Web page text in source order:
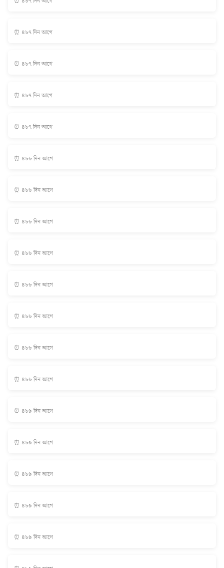
⏰ ৪৮৭ দিন আগে
⏰ ৪৮৭ দিন আগে
⏰ ৪৮৭ দিন আগে
⏰ ৪৮৭ দিন আগে
⏰ ৪৮৮ দিন আগে
⏰ ৪৮৮ দিন আগে
⏰ ৪৮৮ দিন আগে
⏰ ৪৮৮ দিন আগে
⏰ ৪৮৮ দিন আগে
⏰ ৪৮৮ দিন আগে
⏰ ৪৮৮ দিন আগে
⏰ ৪৮৮ দিন আগে
⏰ ৪৮৯ দিন আগে
⏰ ৪৮৯ দিন আগে
⏰ ৪৮৯ দিন আগে
⏰ ৪৮৯ দিন আগে
⏰ ৪৮৯ দিন আগে